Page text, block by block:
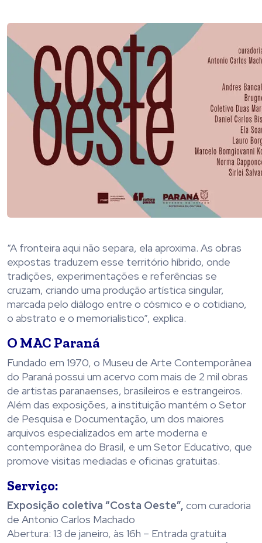
“A fronteira aqui não separa, ela aproxima. As obras
expostas traduzem esse território híbrido, onde
tradições, experimentações e referências se
cruzam, criando uma produção artística singular,
marcada pelo diálogo entre o cósmico e o cotidiano,
o abstrato e o memorialístico”, explica.
O MAC Paraná
Fundado em 1970, o Museu de Arte Contemporânea
do Paraná possui um acervo com mais de 2 mil obras
de artistas paranaenses, brasileiros e estrangeiros.
Além das exposições, a instituição mantém o Setor
de Pesquisa e Documentação, um dos maiores
arquivos especializados em arte moderna e
contemporânea do Brasil, e um Setor Educativo, que
promove visitas mediadas e oficinas gratuitas.
Serviço:
Exposição coletiva “Costa Oeste”, com curadoria
de Antonio Carlos Machado
Abertura: 13 de janeiro, às 16h – Entrada gratuita